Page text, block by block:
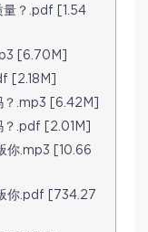
量？.pdf [1.54
[6.70M]
[2.18M]
？.mp3 [6.42M]
？.pdf [2.01M]
你.mp3 [10.66
你.pdf [734.27